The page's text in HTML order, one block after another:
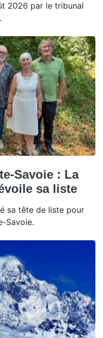
2026 par le tribunal
Savoie : La
sa liste
sa tête de liste pour
Savoie.